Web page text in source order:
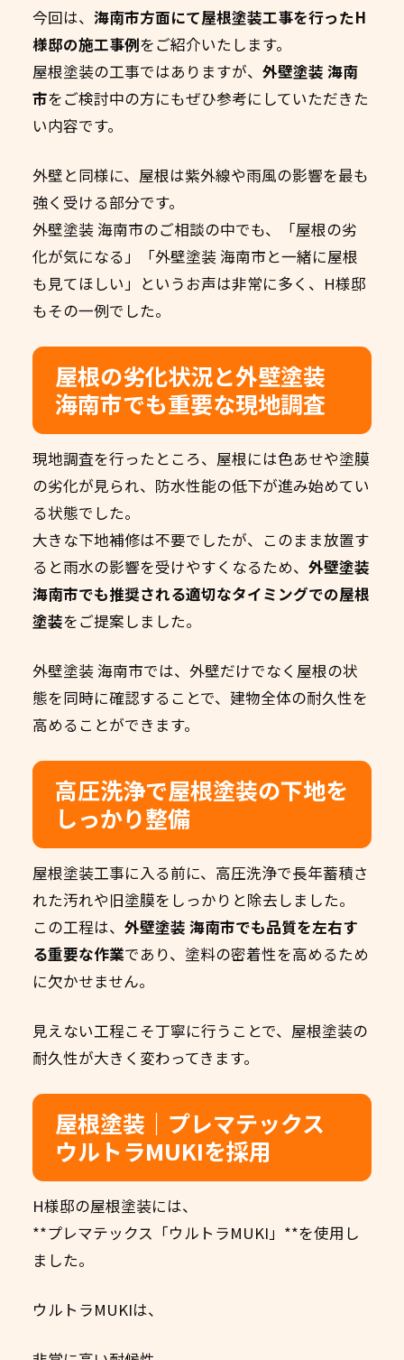
今回は、 海南市方面にて屋根塗装工事を行ったH
様邸の施工事例をご紹介いたします。
屋根塗装の工事ではありますが、 外壁塗装 海南
市をご検討中の方にもぜひ参考にしていただきた
い内容です。
外壁と同様に、屋根は紫外線や雨風の影響を最も
強く受ける部分です。
外壁塗装 海南市のご相談の中でも、「屋根の劣
化が気になる」「外壁塗装 海南市と一緒に屋根
も見てほしい」というお声は非常に多く、H様邸
もその一例でした。
屋根の劣化状況と外壁塗装
海南市でも重要な現地調査
現地調査を行ったところ、屋根には色あせや塗膜
の劣化が見られ、防水性能の低下が進み始めてい
る状態でした。
大きな下地補修は不要でしたが、このまま放置す
ると雨水の影響を受けやすくなるため、 外壁塗装
海南市でも推奨される適切なタイミングでの屋根
塗装をご提案しました。
外壁塗装 海南市では、外壁だけでなく屋根の状
態を同時に確認することで、建物全体の耐久性を
高めることができます。
高圧洗浄で屋根塗装の下地を
しっかり整備
屋根塗装工事に入る前に、高圧洗浄で長年蓄積さ
れた汚れや旧塗膜をしっかりと除去しました。
この工程は、 外壁塗装 海南市でも品質を左右す
る重要な作業であり、塗料の密着性を高めるため
に欠かせません。
見えない工程こそ丁寧に行うことで、屋根塗装の
耐久性が大きく変わってきます。
屋根塗装｜プレマテックス
ウルトラMUKIを採用
H様邸の屋根塗装には、
**プレマテックス「ウルトラMUKI」**を使用し
ました。
ウルトラMUKIは、